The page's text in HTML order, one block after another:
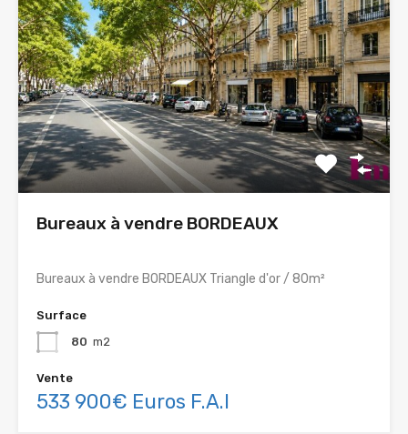
Bureaux à vendre BORDEAUX
Bureaux à vendre BORDEAUX Triangle d'or / 80m²
Surface
80 m2
Vente
533 900€ Euros F.A.I